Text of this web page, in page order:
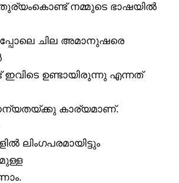
നമ്മുടെ ഭാഷയിൽ
ചില അമാനുഷരെ
ഉണ്ടായിരുന്നു എന്നത്
കാര്യമാണ്.
ലിംഗപരമായിട്ടും